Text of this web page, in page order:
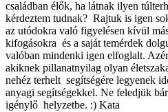
családban élők, ha látnak ilyen
kérdeztem tudnak? Rajtuk is igen
az utódokra való figyelésen kívül
kifogásokra és a saját temérdek
valóban mindenki igen elfoglalt.
akiknek pillanatnyilag olyan
nehéz terhelt segítségére legyenek
anyagi segítségekkel. Ne feledjük
igénylő helyzetbe. :) Kata